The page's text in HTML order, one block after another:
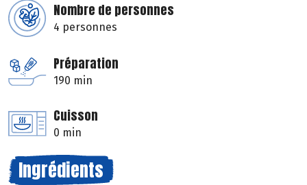
Nombre de personnes
4 personnes
Préparation
190 min
Cuisson
0 min
Ingrédients